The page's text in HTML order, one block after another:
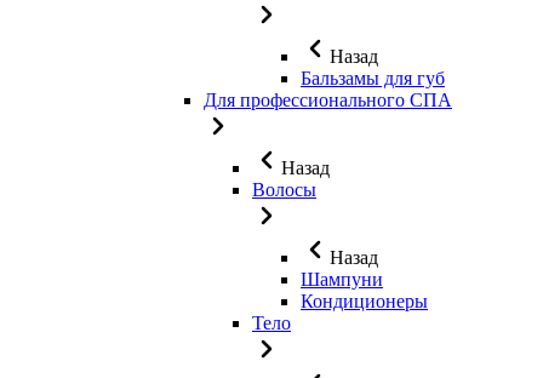
Назад
Бальзамы для губ
Для профессионального СПА
Назад
Волосы
Назад
Шампуни
Кондиционеры
Тело